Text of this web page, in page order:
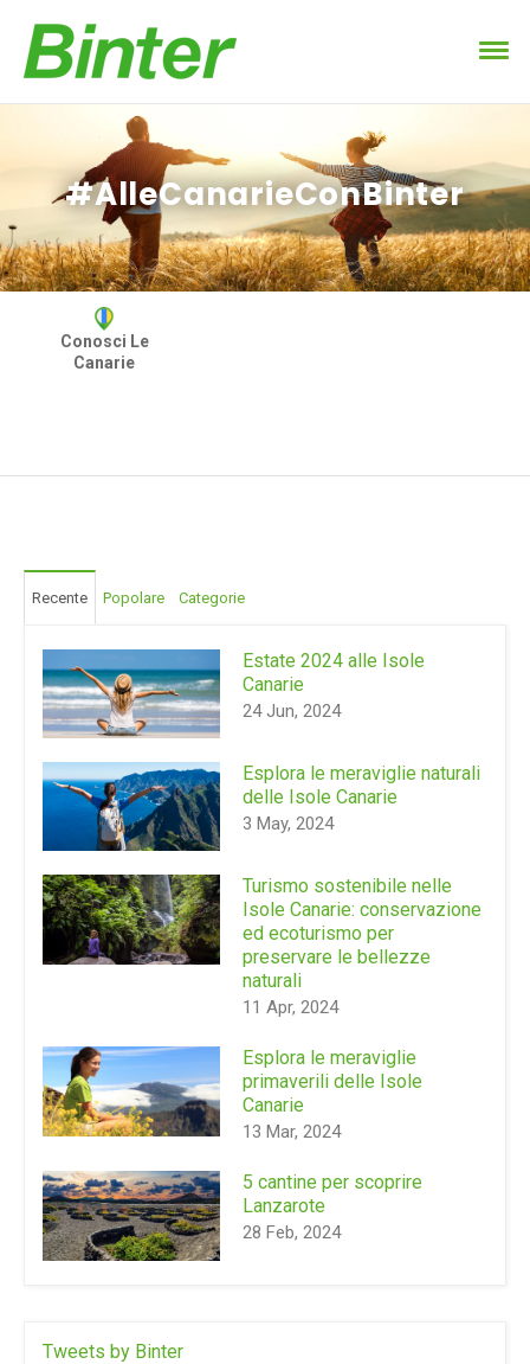
#AlleCanarieConBinter
Conosci Le
Canarie
Recente Popolare Categorie
Estate 2024 alle Isole
Canarie
24 Jun, 2024
Esplora le meraviglie naturali
delle Isole Canarie
3 May, 2024
Turismo sostenibile nelle
Isole Canarie: conservazione
ed ecoturismo per
preservare le bellezze
naturali
11 Apr, 2024
Esplora le meraviglie
primaverili delle Isole
Canarie
13 Mar, 2024
5 cantine per scoprire
Lanzarote
28 Feb, 2024
Tweets by Binter